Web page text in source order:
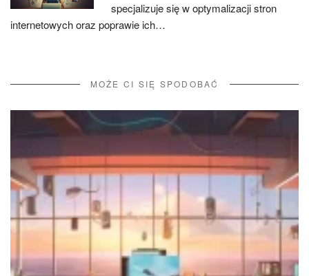
specjalizuje się w optymalizacji stron
internetowych oraz poprawie ich…
MOŻE CI SIĘ SPODOBAĆ